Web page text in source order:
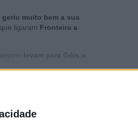
geriu muito bem a sua
que ligaram Fronteira a
levam para Góis a